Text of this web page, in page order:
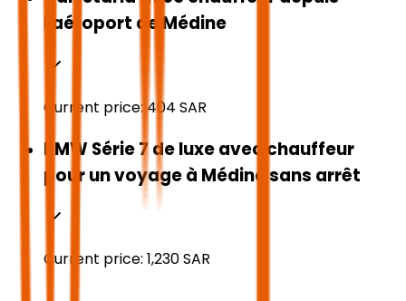
l'aéroport de Médine
Current price: 404 SAR
BMW Série 7 de luxe avec chauffeur
pour un voyage à Médine sans arrêt
Current price: 1,230SAR